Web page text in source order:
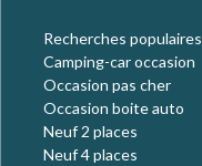
Recherches populaires
Camping-car occasion
Occasion pas cher
Occasion boite auto
Neuf 2 places
Neuf 4 places